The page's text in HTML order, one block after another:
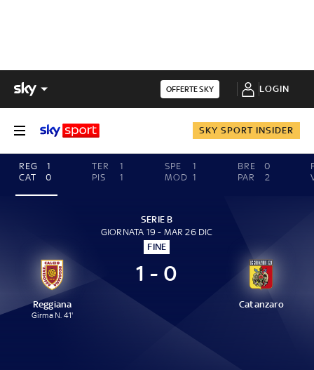
OFFERTE SKY LOGIN
SKY SPORT INSIDER
REG
1
CAT
0
TER
1
PIS
1
SPE
1
MOD 1
BRE
0
PAR
2
SERIE B
GIORNATA 19 - MAR 26 DIC
FINE
Reggiana
Girma N. 41'
1 - 0
Catanzaro